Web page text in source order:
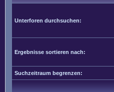
Unterforen durchsuchen:
Ergebnisse sortieren nach:
Suchzeitraum begrenzen: